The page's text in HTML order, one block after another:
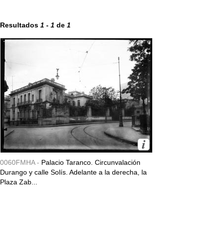
Resultados 1 - 1 de 1
0060FMHA - Palacio Taranco. Circunvalación
Durango y calle Solís. Adelante a la derecha, la
Plaza Zab...